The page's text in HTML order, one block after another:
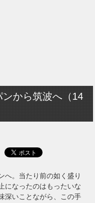
から筑波へ（14
へ。当たり前の如く盛り
になったのはもったいな
深いことながら、この手